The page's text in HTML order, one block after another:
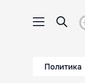
Политика